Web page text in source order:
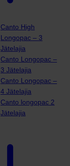
Canto High
Longopac – 3
Jätelajia
Canto Longopac –
3 Jätelajia
Canto Longopac –
4 Jätelajia
Canto longopac 2
Jätelajia